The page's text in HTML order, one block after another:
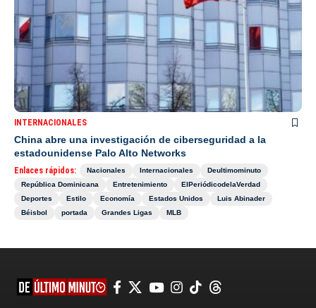
INTERNACIONALES
China abre una investigación de ciberseguridad a la
estadounidense Palo Alto Networks
Enlaces rápidos: Nacionales Internacionales
Deultimominuto
República Dominicana
Entretenimiento
ElPeriódicodelaVerdad
Deportes
Estilo Economía Estados Unidos
Luis Abinader
Béisbol
portada Grandes Ligas MLB